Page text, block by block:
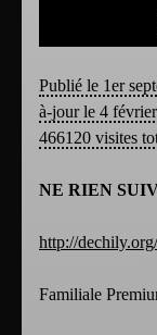
Publié le 1er
à-jour le 4
466120 visites
NE RIEN
http://
Familiale